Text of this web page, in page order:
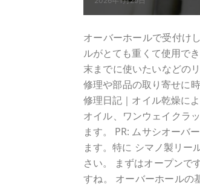
オーバーホールで受付け
ルがとても重くて使用で
末までに使いたいなどの
修理や部品の取り寄せに
修理日記｜オイル乾燥に
オイル、ワンウェイクラ
ます。 PR: ムサシオーバ
ます。特に シマノ製リー
さい。 まずはオープンで
すね。 オーバーホール